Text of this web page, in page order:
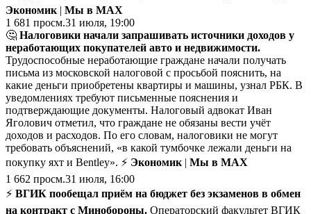
Экономик | Мы в MAX
1 681 просм.31 июля, 19:00
🤔 Налоговики начали запрашивать источники доходов у
неработающих покупателей авто и недвижимости.
Трудоспособные неработающие граждане начали получать
письма из московской налоговой с просьбой пояснить, на
какие деньги приобретены квартиры и машины, узнал РБК. В
уведомлениях требуют письменные пояснения и
подтверждающие документы. Налоговый адвокат Иван
Яголович отметил, что граждане не обязаны вести учёт
доходов и расходов. По его словам, налоговики не могут
требовать объяснений, «в какой тумбочке лежали деньги на
покупку яхт и Bentley». ⚡ Экономик | Мы в MAX
1 662 просм.31 июля, 16:00
⚡️ ВГИК пообещал приём на бюджет без экзаменов в обмен
на контракт с Минобороны. Операторский факультет ВГИК